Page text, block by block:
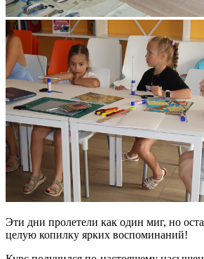
Эти дни пролетели как один миг, но
целую копилку ярких воспоминаний!